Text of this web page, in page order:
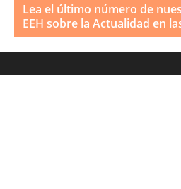
Lea el último número de
EEH sobre la Actualidad en